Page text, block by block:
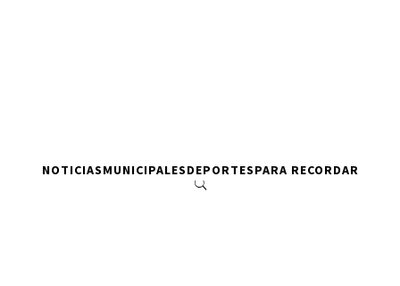
NOTICIASMUNICIPALESDEPORTESPARA RECORDAR